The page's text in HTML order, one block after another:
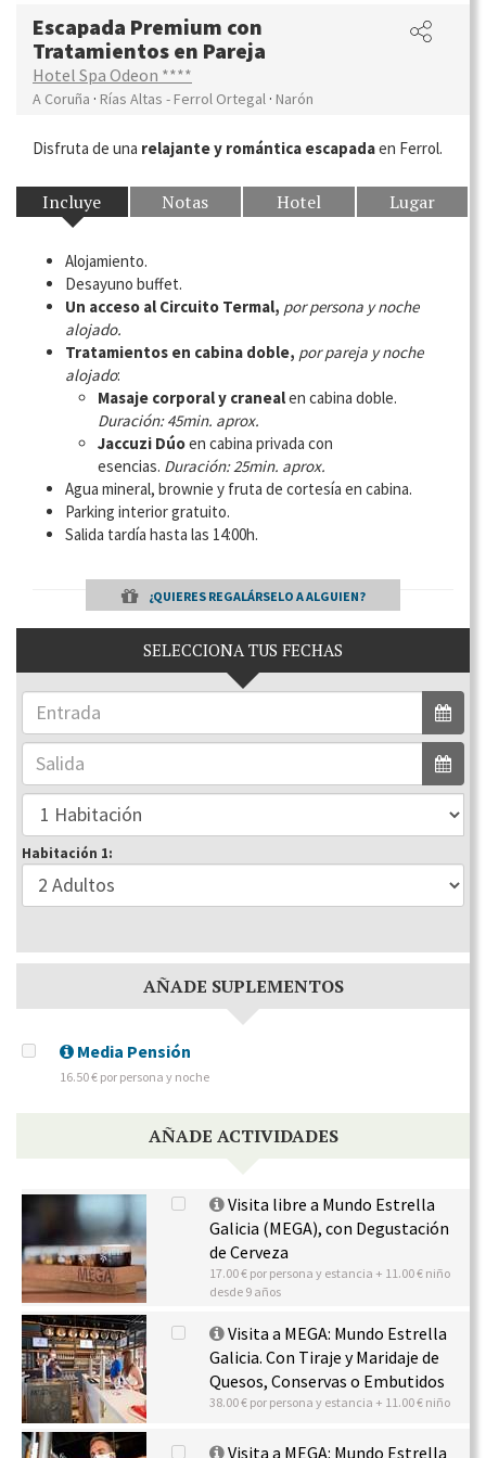
Escapada Premium con
Tratamientos en Pareja
Hotel Spa Odeon ****
A Coruña · Rías Altas - Ferrol Ortegal · Narón
Disfruta de una relajante y romántica escapadaen Ferrol.
Incluye Notas Hotel Lugar
Alojamiento.
Desayuno buffet.
Un acceso al Circuito Termal, por persona y noche
alojado.
Tratamientos en cabina doble, por pareja y noche
alojado:
Masaje corporal y cranealen cabina doble.
Duración: 45min. aprox.
Jaccuzi Dúoen cabina privada con
esencias. Duración: 25min. aprox.
Agua mineral, brownie y fruta de cortesía en cabina.
Parking interior gratuito.
Salida tardía hasta las 14:00h.
¿QUIERES REGALÁRSELO A ALGUIEN?
SELECCIONA TUS FECHAS
Habitación 1:
AÑADE SUPLEMENTOS
Media Pensión
16.50 € por persona y noche
AÑADE ACTIVIDADES
Visita libre a Mundo Estrella
Galicia (MEGA), con Degustación
de Cerveza
17.00 € por persona y estancia + 11.00 € niño
desde 9 años
Visita a MEGA: Mundo Estrella
Galicia. Con Tiraje y Maridaje de
Quesos, Conservas o Embutidos
38.00 € por persona y estancia + 11.00 € niño
Visita a MEGA: Mundo Estrella